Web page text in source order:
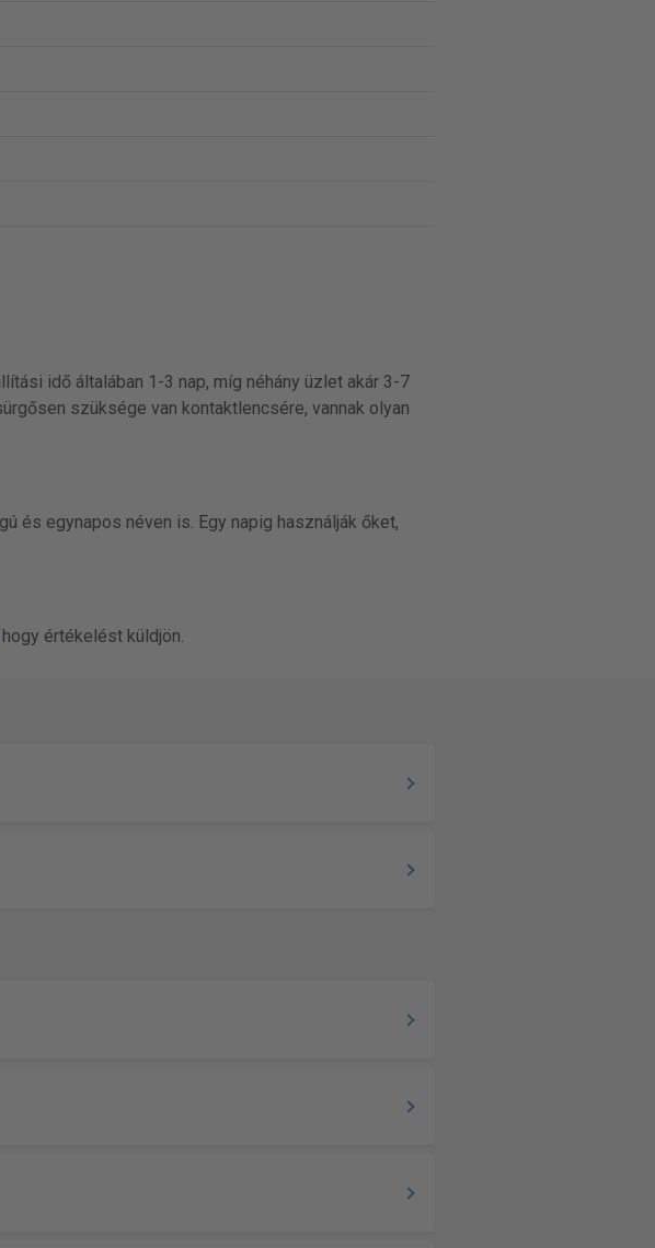
idő általában 1-3 nap, míg néhány üzlet akár 3-7
szüksége van kontaktlencsére, vannak olyan
és egynapos néven is. Egy napig használják őket,
hogy értékelést küldjön.